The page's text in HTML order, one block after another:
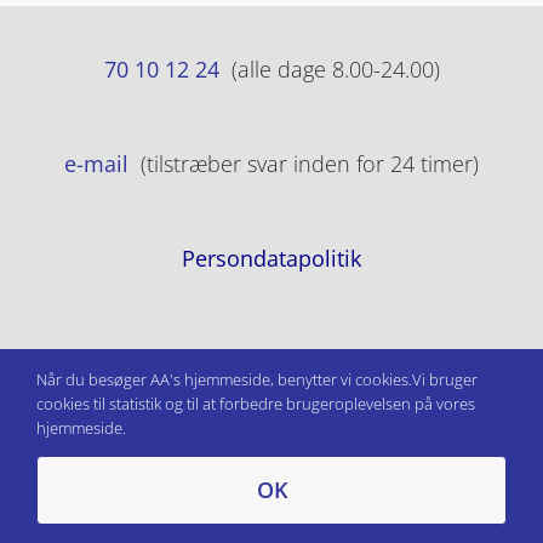
70 10 12 24 (alle dage 8.00-24.00)
e-mail (tilstræber svar inden for 24 timer)
Persondatapolitik
Når du besøger AA's hjemmeside, benytter vi cookies.Vi bruger
cookies til statistik og til at forbedre brugeroplevelsen på vores
hjemmeside.
OK